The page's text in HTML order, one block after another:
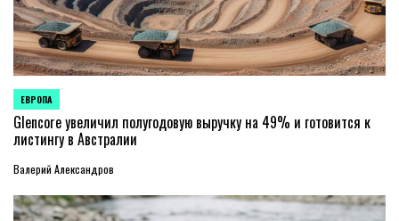
ОПУБЛИКОВАНО
В
ЕВРОПА
Glencore увеличил полугодовую выручку на 49% и готовится к
листингу в Австралии
Валерий Александров